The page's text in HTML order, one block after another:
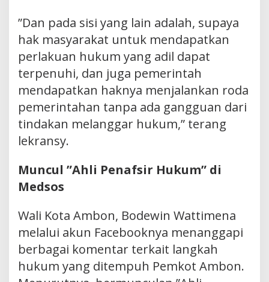
”Dan pada sisi yang lain adalah, supaya
hak masyarakat untuk mendapatkan
perlakuan hukum yang adil dapat
terpenuhi, dan juga pemerintah
mendapatkan haknya menjalankan roda
pemerintahan tanpa ada gangguan dari
tindakan melanggar hukum,” terang
lekransy.
Muncul ”Ahli Penafsir Hukum” di
Medsos
Wali Kota Ambon, Bodewin Wattimena
melalui akun Facebooknya menanggapi
berbagai komentar terkait langkah
hukum yang ditempuh Pemkot Ambon.